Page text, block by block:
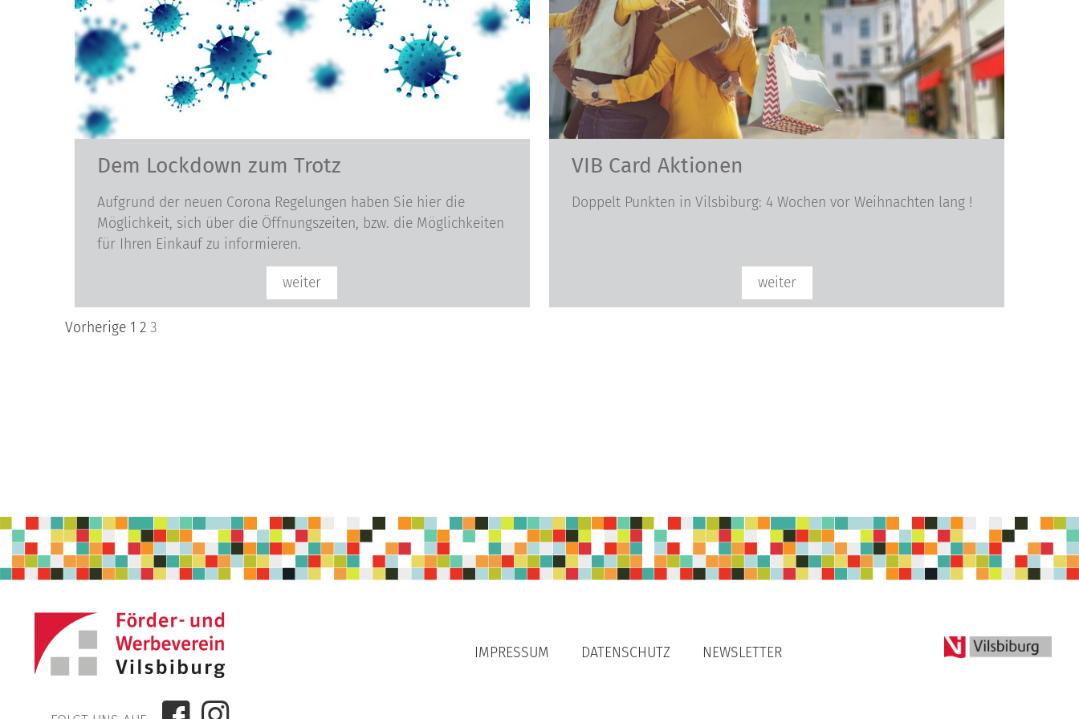
Dem Lockdown zum Trotz
Aufgrund der neuen Corona Regelungen haben Sie hier die
Möglichkeit, sich über die Öffnungszeiten, bzw. die Möglichkeiten
für Ihren Einkauf zu informieren.
weiter
VIB Card Aktionen
Doppelt Punkten in Vilsbiburg: 4 Wochen vor Weihnachten lang !
weiter
Seitennummerierung
Vorherige 1 2 3
IMPRESSUM DATENSCHUTZ NEWSLETTER